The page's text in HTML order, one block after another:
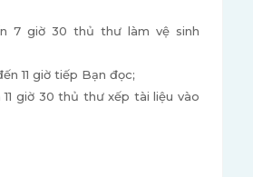
7 giờ 30 thủ thư làm vệ sinh
11 giờ tiếp Bạn đọc;
11 giờ 30 thủ thư xếp tài liệu vào